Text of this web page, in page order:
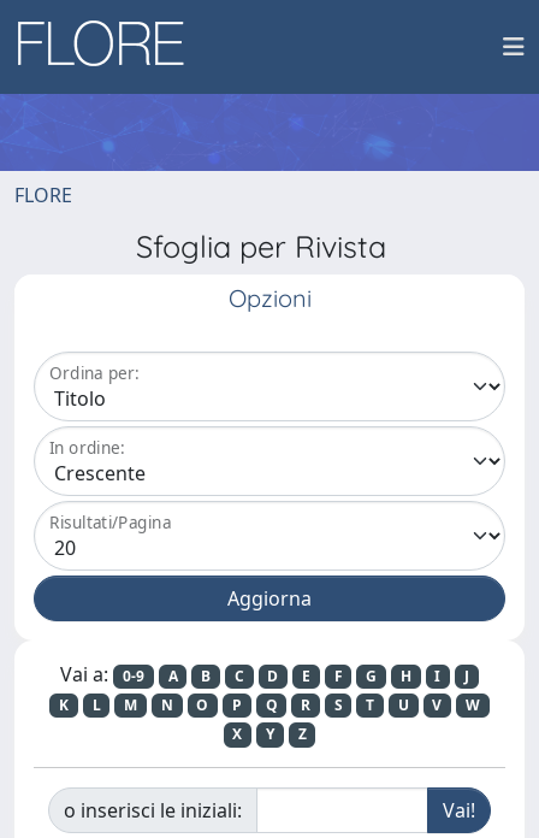
FLORE
Sfoglia per Rivista
Opzioni
Ordina per:
In ordine:
Risultati/Pagina
Vai a: 0-9 A B C D E F G H I
J
K
L M N O P Q R S T U V
W
X
Y Z
o inserisci le iniziali: